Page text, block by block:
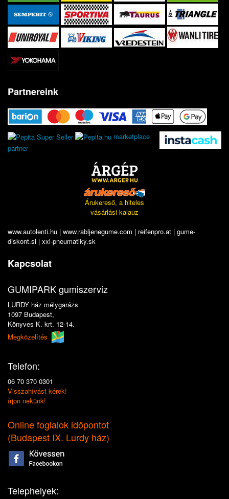
Partnereink
marketplace
partner
Árukereső, a hiteles
vásárlási kalauz
www.autolenti.hu | www.rabljenegume.com | reifenpro.at | gume-
diskont.si | xxl-pneumatiky.sk
Kapcsolat
GUMIPARK gumiszerviz
LURDY ház mélygarázs
1097 Budapest,
Könyves K. krt. 12-14.
Megközelítés
Telefon:
06 70 370 0301
Visszahívást kérek!
írjon nekünk!
Online foglalok időpontot
(Budapest IX. Lurdy ház)
Telephelyek: